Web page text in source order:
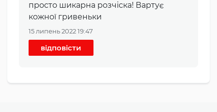
просто шикарна розчіска! Вартує
кожної гривеньки
15 липень 2022 19:47
відповісти